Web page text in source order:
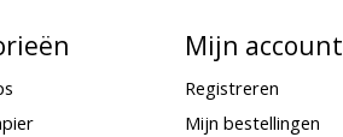
Mijn account
Registreren
Mijn bestellingen